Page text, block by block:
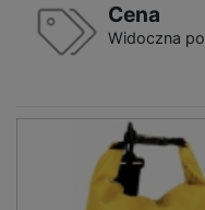
Cena
Widoczna